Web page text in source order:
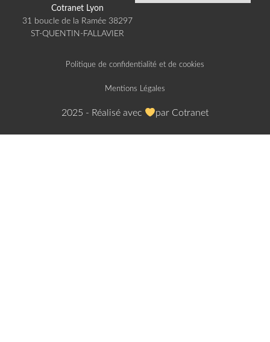
Cotranet Lyon​
31 boucle de la Ramée 38297
ST-QUENTIN-FALLAVIER​
Politique de confidentialité et de cookies
Mentions Légales
2025 - Réalisé avec par Cotranet